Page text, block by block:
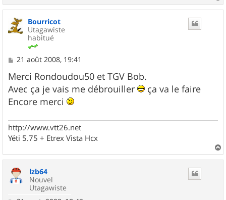
a
u
Bourricot
Utagawiste
habitué
M
s
s
a
g
e
21 août 2008, 19:41
Merci Rondoudou50 et TGV Bob.
Avec ça je vais me débrouiller
ça va le faire
Encore merci
http://www.vtt26.net
Yéti 5.75 + Etrex Vista Hcx
a
lzb64
Nouvel
Utagawiste